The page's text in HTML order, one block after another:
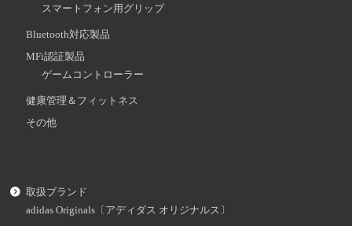
スマートフォン用グリップ
Bluetooth対応製品
MFi認証製品
ゲームコントローラー
健康管理＆フィットネス
その他
取扱ブランド
adidas Originals〔アディダス オリジナルス〕